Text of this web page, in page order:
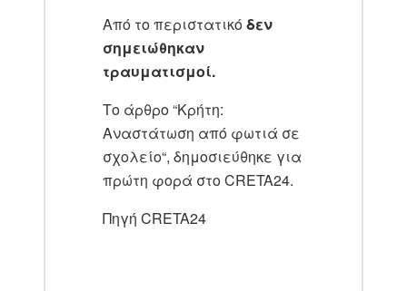
Από το περιστατικόδεν
σημειώθηκαν
τραυματισμοί.
Το άρθρο “Κρήτη:
Αναστάτωση από φωτιά σε
σχολείο“, δημοσιεύθηκε για
πρώτη φορά στο CRETA24.
Πηγή CRETA24